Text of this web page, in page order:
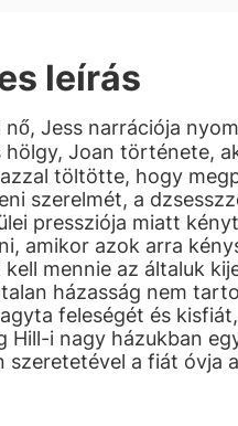
leírás
nő, Jess narrációja
hölgy, Joan története,
töltötte, hogy
szerelmét, a
pressziója miatt
amikor azok arra
kell mennie az általuk
házasság nem
feleségét és
Hill-i nagy házukban
szeretetével a fiát óvja